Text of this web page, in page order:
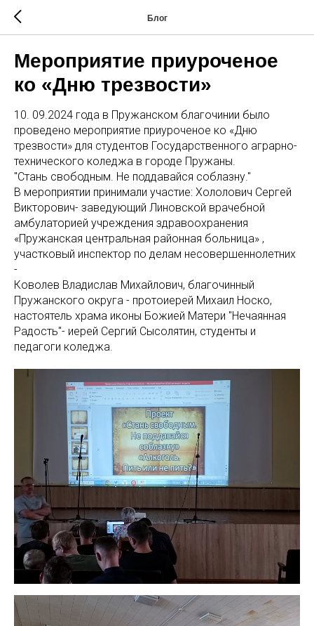
Блог
Мероприятие приуроченое
ко «Дню трезвости»
10. 09.2024 года в Пружанском благочинии было
проведено мероприятие приуроченое ко «Дню
трезвости» для студентов Государственного аграрно-
технического коледжа в городе Пружаны.
"Стань свободным. Не поддавайся соблазну."
В мероприятии принимали участие: Хололович Сергей
Викторович- заведующий Линовской врачебной
амбулаторией учреждения здравоохранения
«Пружанская центральная районная больница» ,
участковый инспектор по делам несовершеннолетних
-
Коволев Владислав Михайлович, благочинный
Пружанского округа - протоиерей Михаил Носко,
настоятель храма иконы Божией Матери "Нечаянная
Радость"- иерей Сергий Сысолятин, студенты и
педагоги коледжа.